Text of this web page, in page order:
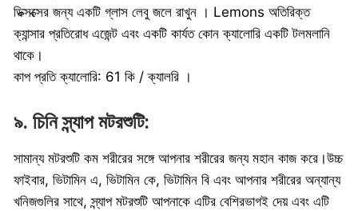
ডিক্সক্সের জন্য একটি গ্লাস লেবু জলে রাখুন । Lemons অতিরিক্ত
ক্যান্সার প্রতিরোধ এজেন্ট এবং একটি কার্যত কোন ক্যালোরি একটি টলমলানি
থাকে।
কাপ প্রতি ক্যালোরি: 61 কি / ক্যালরি ।
৯. চিনি স্ন্যাপ মটরশুটি:
সামান্য মটরশুটি কম শরীরের সঙ্গে আপনার শরীরের জন্য মহান কাজ করে।উচ্চ
ফাইবার, ভিটামিন এ, ভিটামিন কে, ভিটামিন বি এবং আপনার শরীরের অন্যান্য
খনিজগুলির সাথে, স্ন্যাপ মটরশুটি আপনাকে এটির বেশিরভাগই দেয় এবং এটি